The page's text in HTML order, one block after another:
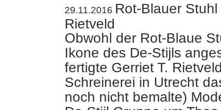
29.11.2016 Rot-Blauer
Rietveld
Obwohl der Rot-Blaue
Ikone des De-Stijls
fertigte Gerriet T.
Schreinerei in Utrecht
noch nicht bemalte)